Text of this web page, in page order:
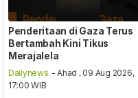
Penderitaan di Gaza Terus
Bertambah Kini Tikus
Merajalela
Dailynews - Ahad , 09 Aug 2026,
17:00 WIB